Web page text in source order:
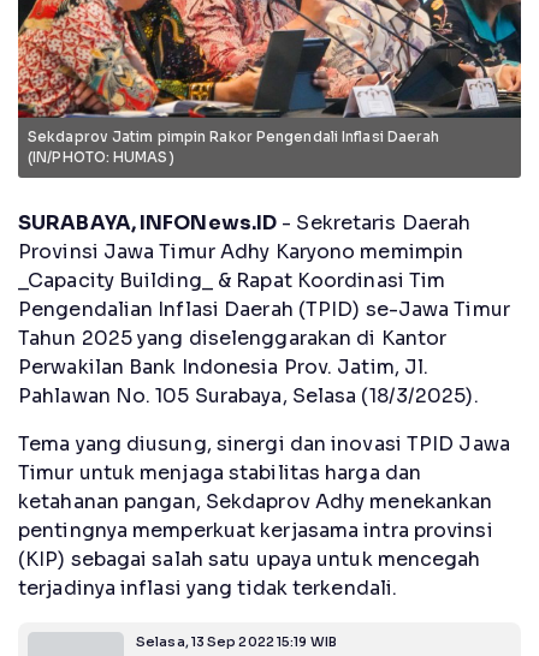
Sekdaprov Jatim pimpin Rakor Pengendali Inflasi Daerah
(IN/PHOTO: HUMAS)
SURABAYA, INFONews.ID - Sekretaris Daerah
Provinsi Jawa Timur Adhy Karyono memimpin
_Capacity Building_ & Rapat Koordinasi Tim
Pengendalian Inflasi Daerah (TPID) se-Jawa Timur
Tahun 2025 yang diselenggarakan di Kantor
Perwakilan Bank Indonesia Prov. Jatim, Jl.
Pahlawan No. 105 Surabaya, Selasa (18/3/2025).
Tema yang diusung, sinergi dan inovasi TPID Jawa
Timur untuk menjaga stabilitas harga dan
ketahanan pangan, Sekdaprov Adhy menekankan
pentingnya memperkuat kerjasama intra provinsi
(KIP) sebagai salah satu upaya untuk mencegah
terjadinya inflasi yang tidak terkendali.
Selasa, 13 Sep 2022 15:19 WIB